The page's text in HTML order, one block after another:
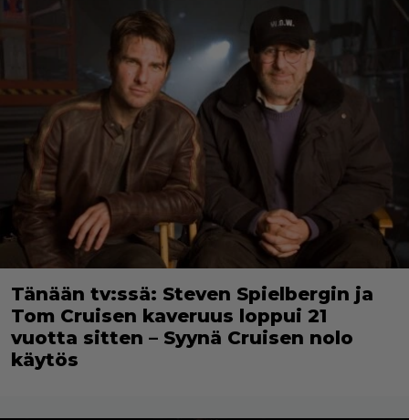
Tänään tv:ssä: Steven Spielbergin ja
Tom Cruisen kaveruus loppui 21
vuotta sitten – Syynä Cruisen nolo
käytös